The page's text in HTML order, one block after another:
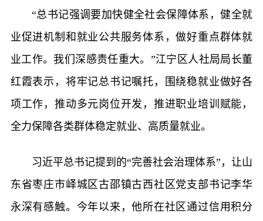
“总书记强调要加快健全社会保障体系，健全就
业促进机制和就业公共服务体系，做好重点群体就
业工作。我们深感责任重大。”江宁区人社局局长董
红霞表示，将牢记总书记嘱托，围绕稳就业做好各
项工作，推动多元岗位开发，推进职业培训赋能，
全力保障各类群体稳定就业、高质量就业。
习近平总书记提到的“完善社会治理体系”，让山
东省枣庄市峄城区古邵镇古西社区党支部书记李华
永深有感触。今年以来，他所在社区通过信用积分